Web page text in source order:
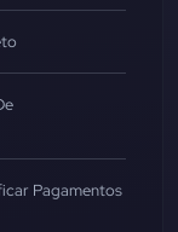
Pagamentos